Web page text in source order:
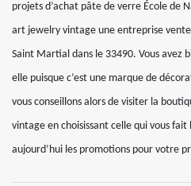
projets d’achat pâte de verre École de
art jewelry vintage une entreprise
Saint Martial dans le 33490. Vous avez
elle puisque c’est une marque de
vous conseillons alors de visiter la
vintage en choisissant celle qui vous
aujourd’hui les promotions pour votre